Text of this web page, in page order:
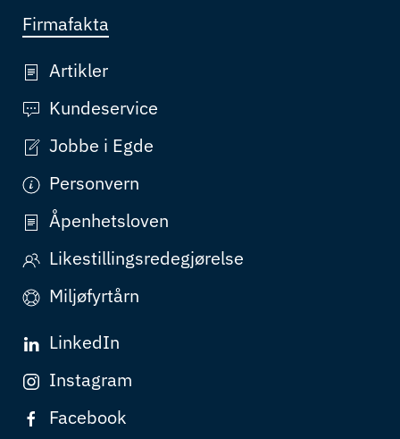
Firmafakta
Artikler
Kundeservice
Jobbe i Egde
Personvern
Åpenhetsloven
Likestillingsredegjørelse
Miljøfyrtårn
LinkedIn
Instagram
Facebook